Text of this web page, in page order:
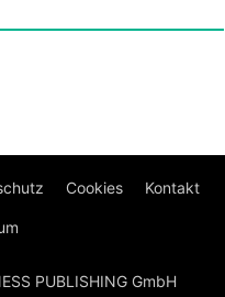
Cookies Kontakt
PUBLISHING GmbH